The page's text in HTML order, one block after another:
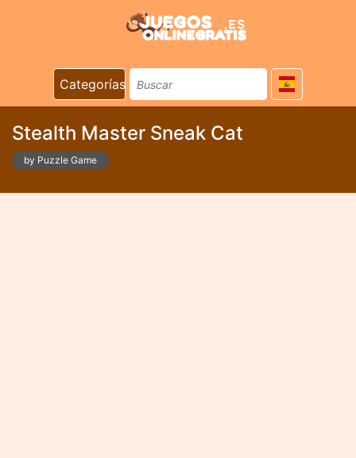
Categorías
Stealth Master Sneak Cat
by Puzzle Game